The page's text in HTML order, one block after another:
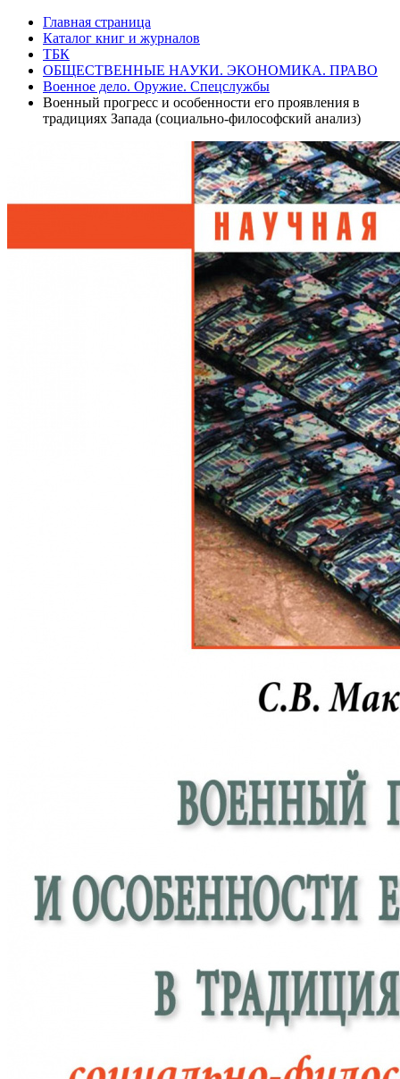
Главная страница
Каталог книг и журналов
ТБК
ОБЩЕСТВЕННЫЕ НАУКИ. ЭКОНОМИКА. ПРАВО
Военное дело. Оружие. Спецслужбы
Военный прогресс и особенности его проявления в
традициях Запада (социально-философский анализ)